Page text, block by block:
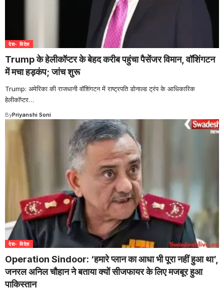
देश- विदेश
Trump के हेलीकॉप्टर के बेहद करीब पहुंचा पैसेंजर विमान, वॉशिंगटन
में मचा हड़कंप; जांच शुरू
Trump: अमेरिका की राजधानी वॉशिंगटन में राष्ट्रपति डोनाल्ड ट्रंप के आधिकारिक
हेलीकॉप्टर…
ByPriyanshi Soni
देश- विदेश
Operation Sindoor: ‘हमारे प्लान का आधा भी पूरा नहीं हुआ था’,
जनरल अनिल चौहान ने बताया क्यों सीजफायर के लिए मजबूर हुआ
पाकिस्तान